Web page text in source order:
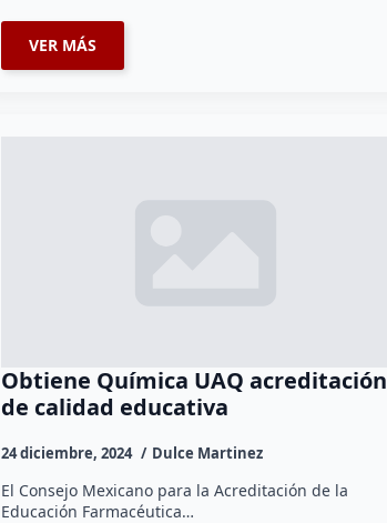
VER MÁS
Obtiene Química UAQ acreditación
de calidad educativa
24 diciembre, 2024 Dulce Martinez
El Consejo Mexicano para la Acreditación de la
Educación Farmacéutica…